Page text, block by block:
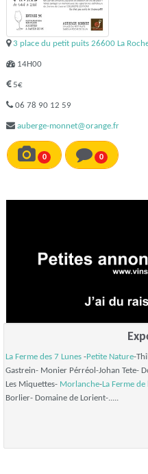
3 place du petit puits 26600 La
14H00
5€
06 78 90 12 59
auberge-monnet@orange.fr
0 0
La Ferme des 7 Lunes -Petite Nature-
Gastrein- Monier Pérréol-Johan Tete-
Les Miquettes- Morlanche-La Ferme
Borlier- Domaine de Lorient-.....